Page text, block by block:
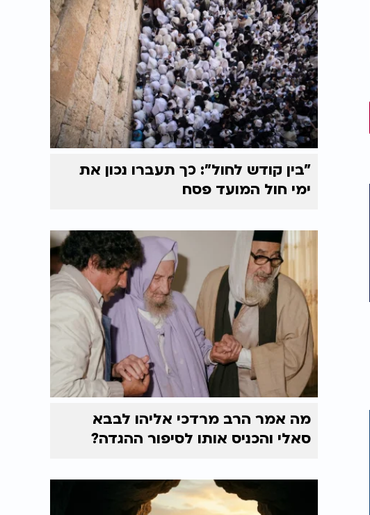
"בין קודש לחול": כך תעברו נכון את
ימי חול המועד פסח
מה אמר הרב מרדכי אליהו לבבא
סאלי והכניס אותו לסיפור ההגדה?